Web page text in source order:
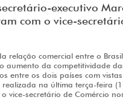
executivo
com o vice-
relação comercial entre o
aumento da competitividade
entre os dois países com
na última terça-feira
vice-secretário de Comércio